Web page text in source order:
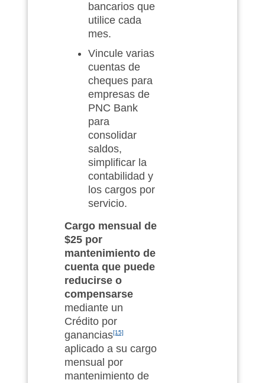
bancarios que
utilice cada
mes.
Vincule varias
cuentas de
cheques para
empresas de
PNC Bank
para
consolidar
saldos,
simplificar la
contabilidad y
los cargos por
servicio.
Cargo mensual de
$25 por
mantenimiento de
cuenta que puede
reducirse o
compensarse
mediante un
Crédito por
ganancias[15]
aplicado a su cargo
mensual por
mantenimiento de